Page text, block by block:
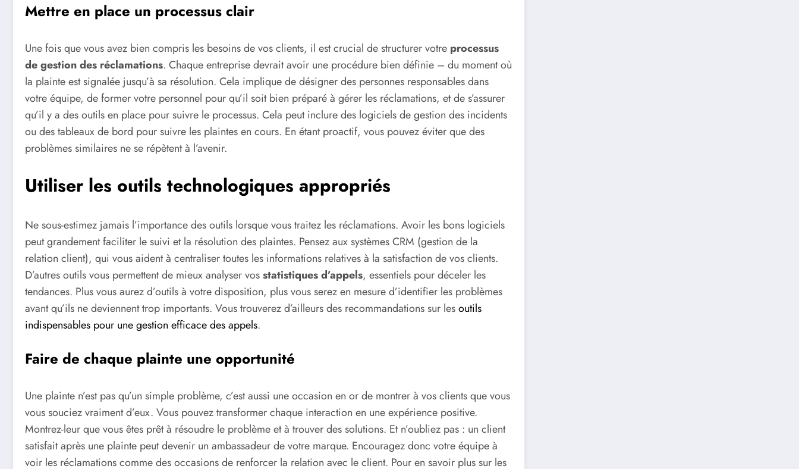
Mettre en place un processus clair
Une fois que vous avez bien compris les besoins de vos clients, il est crucial de structurer votre processus
de gestion des réclamations. Chaque entreprise devrait avoir une procédure bien définie – du moment où
la plainte est signalée jusqu’à sa résolution. Cela implique de désigner des personnes responsables dans
votre équipe, de former votre personnel pour qu’il soit bien préparé à gérer les réclamations, et de s’assurer
qu’il y a des outils en place pour suivre le processus. Cela peut inclure des logiciels de gestion des incidents
ou des tableaux de bord pour suivre les plaintes en cours. En étant proactif, vous pouvez éviter que des
problèmes similaires ne se répètent à l’avenir.
Utiliser les outils technologiques appropriés
Ne sous-estimez jamais l’importance des outils lorsque vous traitez les réclamations. Avoir les bons logiciels
peut grandement faciliter le suivi et la résolution des plaintes. Pensez aux systèmes CRM (gestion de la
relation client), qui vous aident à centraliser toutes les informations relatives à la satisfaction de vos clients.
D’autres outils vous permettent de mieux analyser vosstatistiques d’appels, essentiels pour déceler les
tendances. Plus vous aurez d’outils à votre disposition, plus vous serez en mesure d’identifier les problèmes
avant qu’ils ne deviennent trop importants. Vous trouverez d’ailleurs des recommandations sur lesoutils
indispensables pour une gestion efficace des appels.
Faire de chaque plainte une opportunité
Une plainte n’est pas qu’un simple problème, c’est aussi une occasion en or de montrer à vos clients que vous
vous souciez vraiment d’eux. Vous pouvez transformer chaque interaction en une expérience positive.
Montrez-leur que vous êtes prêt à résoudre le problème et à trouver des solutions. Et n’oubliez pas : un client
satisfait après une plainte peut devenir un ambassadeur de votre marque. Encouragez donc votre équipe à
voir les réclamations comme des occasions de renforcer la relation avec le client. Pour en savoir plus sur les